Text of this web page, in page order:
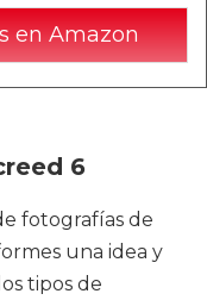
en Amazon
6
fotografías de
una idea y
tipos de